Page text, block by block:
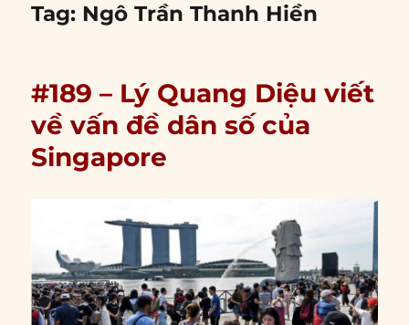
Tag: Ngô Trần Thanh Hiền
#189 – Lý Quang Diệu viết
về vấn đề dân số của
Singapore